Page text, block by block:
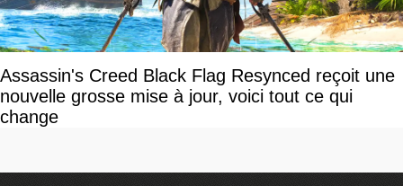
Assassin's Creed Black Flag Resynced reçoit une
nouvelle grosse mise à jour, voici tout ce qui
change